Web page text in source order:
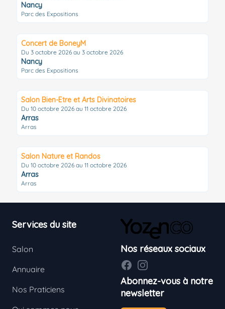
Nancy
Parc des Expositions
Concert de BoneyM
Du 3 octobre 2026 au 3 octobre 2026
Nancy
Parc des Expositions
Salon Bien-Etre et Arts Divinatoires
Du 10 octobre 2026 au 11 octobre 2026
Arras
Arras
Salon Nature et Randos
Du 10 octobre 2026 au 11 octobre 2026
Arras
Arras
Services du site
Salon
Annuaire
Nos Praticiens
Nos réseaux sociaux
FacebookInstagram
Abonnez-vous à notre
newsletter